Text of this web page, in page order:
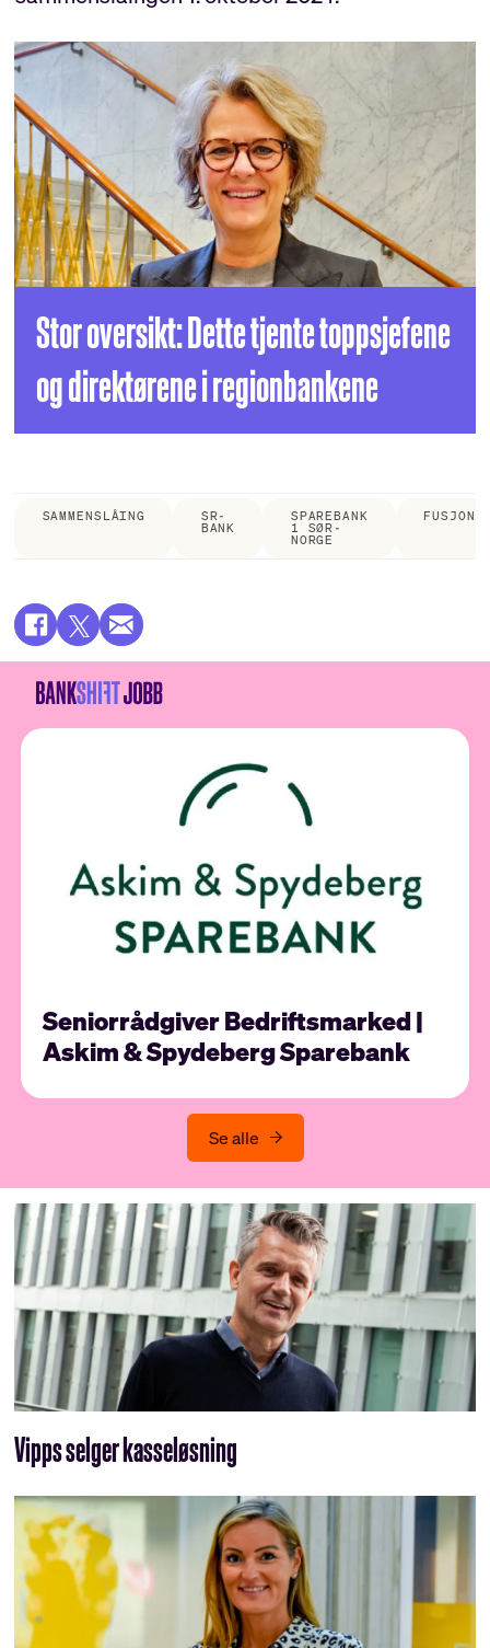
Stor oversikt: Dette tjente toppsjefene
og direktørene i regionbankene
SAMMENSLÅING SR-
BANK
SPAREBANK
1 SØR-
NORGE
FUSJON
Seniorrådgiver Bedriftsmarked |
Askim & Spydeberg Sparebank
Se alle
Vipps selger kasseløsning